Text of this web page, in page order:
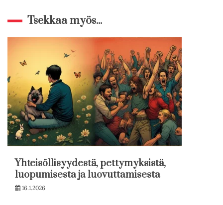
Tsekkaa myös...
Yhteisöllisyydestä, pettymyksistä,
luopumisesta ja luovuttamisesta
16.1.2026